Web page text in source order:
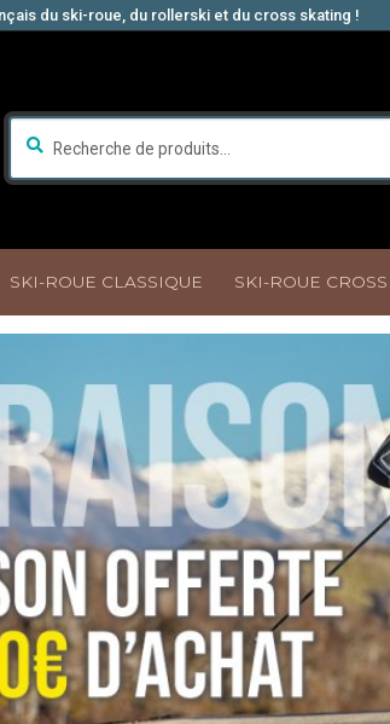
du ski-roue, du rollerski et du cross skating !
SKI-ROUE CLASSIQUE SKI-ROUE CROSS
notre Newsletter ! Conditions Générales de
Qui